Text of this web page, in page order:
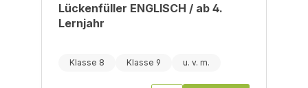
Lückenfüller ENGLISCH / ab 4.
Lernjahr
Klasse 8 Klasse 9